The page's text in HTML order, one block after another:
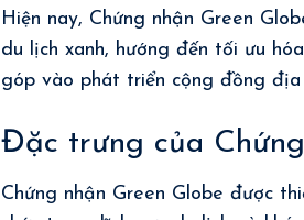
Hiện nay, Chứng nhận Green
du lịch xanh, hướng đến tối ưu
góp vào phát triển cộng đồng địa
Đặc trưng của
Chứng nhận Green Globe được